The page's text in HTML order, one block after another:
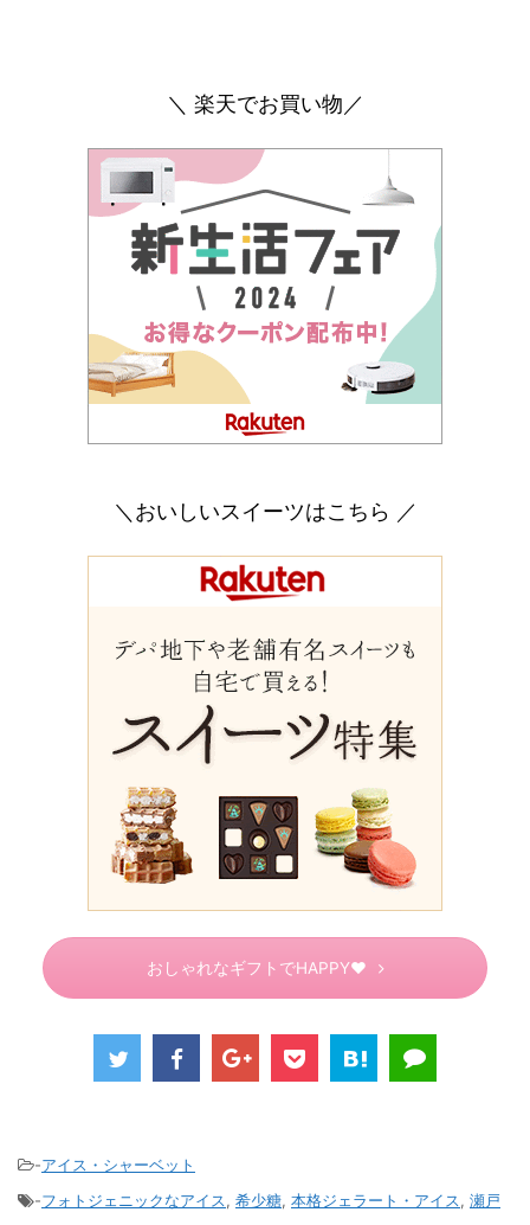
＼ 楽天でお買い物／
＼おいしいスイーツはこちら ／
おしゃれなギフトでHAPPY♥
-アイス・シャーベット
-フォトジェニックなアイス, 希少糖, 本格ジェラート・アイス, 瀬戸